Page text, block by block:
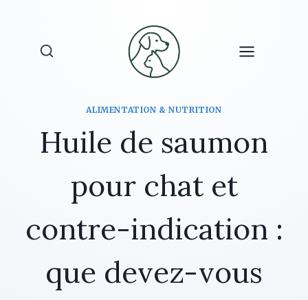
contenu
ALIMENTATION & NUTRITION
Huile de saumon
pour chat et
contre-indication :
que devez-vous